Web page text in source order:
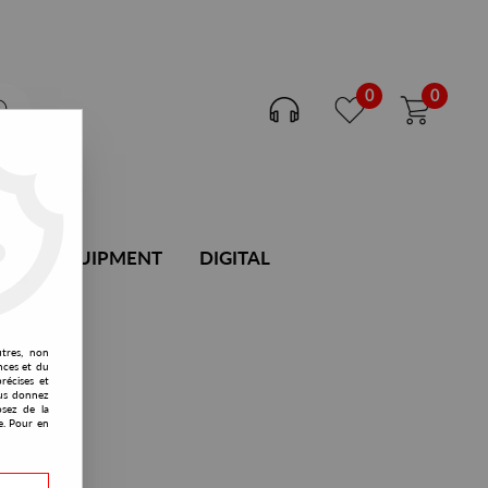
0 0
DJ EQUIPMENT DIGITAL
non
et du
et
donnez
de la
Pour en